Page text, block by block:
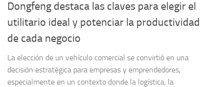
Dongfeng destaca las claves para elegir el
utilitario ideal y potenciar la productividad
de cada negocio
La elección de un vehículo comercial se convirtió en una
decisión estratégica para empresas y emprendedores,
especialmente en un contexto donde la logística, la